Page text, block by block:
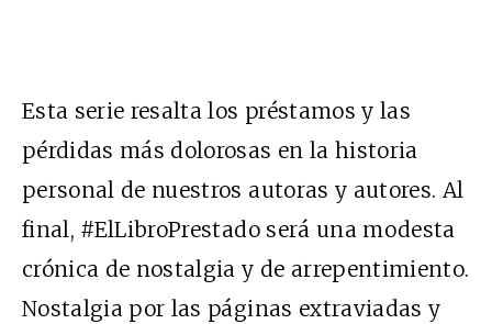
Esta serie resalta los préstamos y las
pérdidas más dolorosas en la historia
personal de nuestros autoras y autores. Al
final, #ElLibroPrestado será una modesta
crónica de nostalgia y de arrepentimiento.
Nostalgia por las páginas extraviadas y